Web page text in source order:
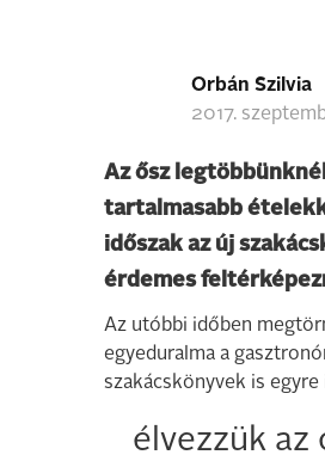
Orbán Szilvia
2017.
Az ősz
tartalmasabb
időszak az új
érdemes
Az utóbbi időben
egyeduralma a
szakácskönyvek is egyre
élvezzük